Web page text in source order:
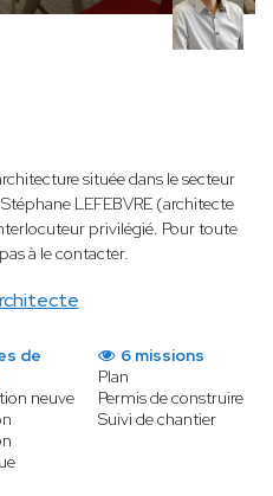
située dans le secteur
LEFEBVRE (architecte
privilégié. Pour toute
à le contacter.
de
neuve
6 missions
Plan
Permis de construire
Suivi de chantier